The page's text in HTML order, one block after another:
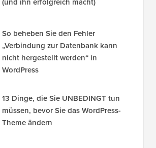
So beheben Sie den Fehler
„Verbindung zur Datenbank kann
nicht hergestellt werden“ in
WordPress
13 Dinge, die Sie UNBEDINGT tun
müssen, bevor Sie das WordPress-
Theme ändern